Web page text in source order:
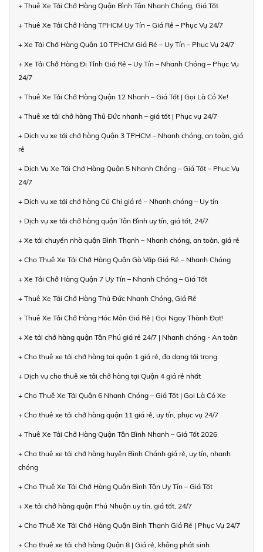
+ Thuê Xe Tải Chở Hàng Quận Bình Tân Nhanh Chóng, Giá Tốt
+ Thuê Xe Tải Chở Hàng TPHCM Uy Tín – Giá Rẻ – Phục Vụ 24/7
+ Xe Tải Chở Hàng Quận 10 TPHCM Giá Rẻ – Uy Tín – Phục Vụ 24/7
+ Xe Tải Chở Hàng Đi Tỉnh Giá Rẻ – Uy Tín – Nhanh Chóng – Phục Vụ
24/7
+ Thuê Xe Tải Chở Hàng Quận 12 Nhanh – Giá Tốt | Gọi Là Có Xe!
+ Thuê xe tải chở hàng Thủ Đức nhanh – giá tốt | Phục vụ 24/7
+ Dịch vụ xe tải chở hàng Quận 3 TPHCM – Nhanh chóng, an toàn, giá
rẻ
+ Dịch Vụ Xe Tải Chở Hàng Quận 5 Nhanh Chóng – Giá Tốt – Phục Vụ
24/7
+ Dịch vụ xe tải chở hàng Củ Chi giá rẻ – Nhanh chóng – Uy tín
+ Dịch vụ xe tải chở hàng quận Tân Bình uy tín, giá tốt, 24/7
+ Xe tải chuyển nhà quận Bình Thạnh – Nhanh chóng, an toàn, giá rẻ
+ Cho Thuê Xe Tải Chở Hàng Quận Gò Vấp Giá Rẻ – Nhanh Chóng
+ Xe Tải Chở Hàng Quận 7 Uy Tín – Nhanh Chóng – Giá Tốt
+ Thuê Xe Tải Chở Hàng Thủ Đức Nhanh Chóng, Giá Rẻ
+ Thuê Xe Tải Chở Hàng Hóc Môn Giá Rẻ | Gọi Ngay Thành Đạt!
+ Xe tải chở hàng quận Tân Phú giá rẻ 24/7 | Nhanh chóng - An toàn
+ Cho thuê xe tải chở hàng tại quận 1 giá rẻ, đa dạng tải trọng
+ Dịch vụ cho thuê xe tải chở hàng tại Quận 4 giá rẻ nhất
+ Cho Thuê Xe Tải Quận 6 Nhanh Chóng – Giá Tốt | Gọi Là Có Xe
+ Cho thuê xe tải chở hàng quận 11 giá rẻ, uy tín, phục vụ 24/7
+ Thuê Xe Tải Chở Hàng Quận Tân Bình Nhanh – Giá Tốt 2026
+ Cho thuê xe tải chở hàng huyện Bình Chánh giá rẻ, uy tín, nhanh
chóng
+ Cho Thuê Xe Tải Chở Hàng Quận Bình Tân Uy Tín – Giá Tốt
+ Xe tải chở hàng quận Phú Nhuận uy tín, giá tốt, 24/7
+ Cho Thuê Xe Tải Chở Hàng Quận Bình Thạnh Giá Rẻ | Phục Vụ 24/7
+ Cho thuê xe tải chở hàng Quận 8 | Giá rẻ, không phát sinh